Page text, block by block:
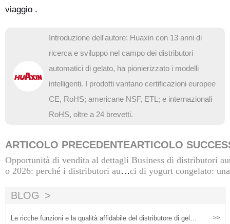
viaggio .
Introduzione dell'autore: Huaxin con 13 anni di
ricerca e sviluppo nel campo dei distributori
automatici di gelato, ha pionierizzato i modelli
intelligenti. I prodotti vantano certificazioni europee
CE, RoHS; americane NSF, ETL; e internazionali
RoHS, oltre a 24 brevetti.
ARTICOLO PRECEDENTE
Opportunità di vendita al dettagli
o 2026: perché i distributori auto
i sono la tua scelta di investiment
ARTICOLO
Business di distributori
ci di yogurt congelato:
BLOG
Le ricche funzioni e la qualità affidabile del distributore di gelati
>>